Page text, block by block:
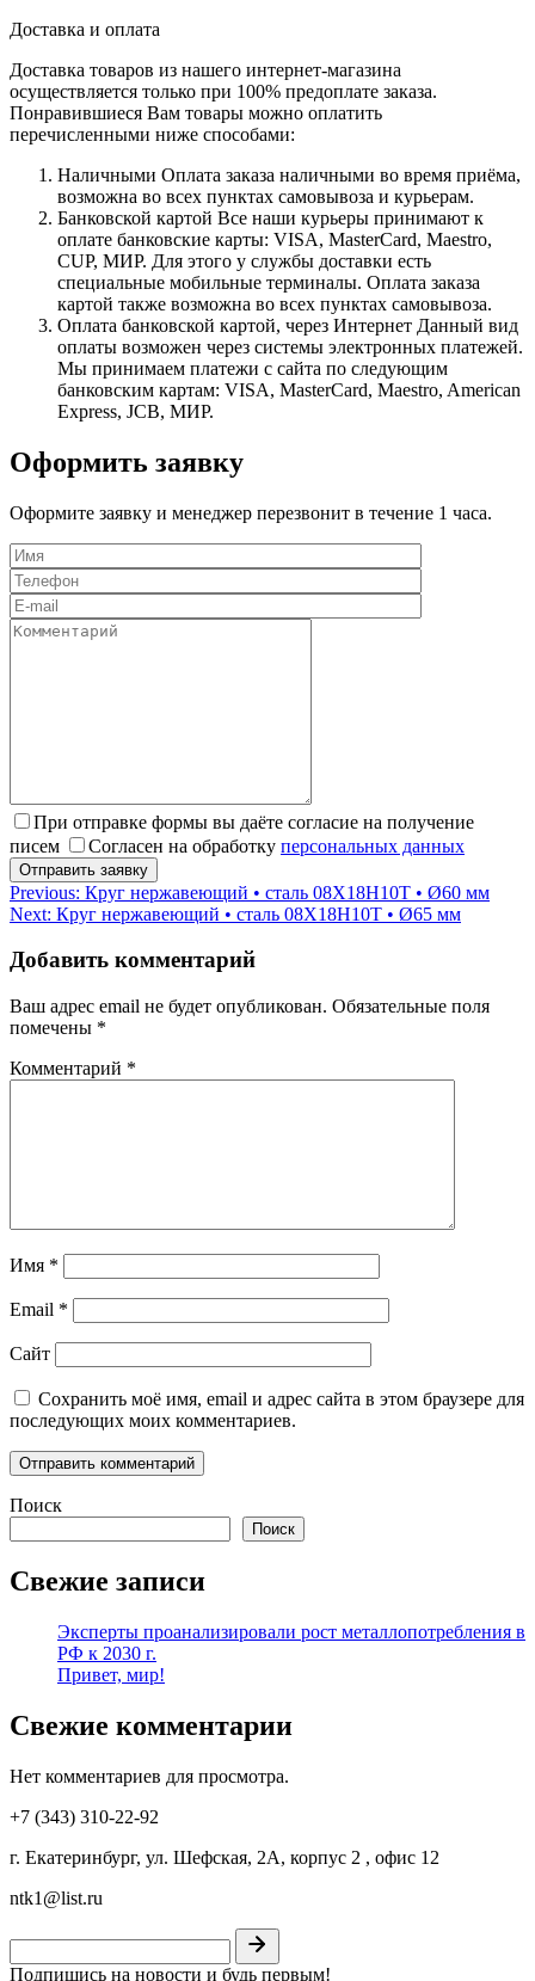
Доставка и оплата
Доставка товаров из нашего интернет-магазина
осуществляется только при 100% предоплате заказа.
Понравившиеся Вам товары можно оплатить
перечисленными ниже способами:
Наличными Оплата заказа наличными во время приёма,
возможна во всех пунктах самовывоза и курьерам.
Банковской картой Все наши курьеры принимают к
оплате банковские карты: VISA, MasterCard, Maestro,
CUP, МИР. Для этого у службы доставки есть
специальные мобильные терминалы. Оплата заказа
картой также возможна во всех пунктах самовывоза.
Оплата банковской картой, через Интернет Данный вид
оплаты возможен через системы электронных платежей.
Мы принимаем платежи с сайта по следующим
банковским картам: VISA, MasterCard, Maestro, American
Express, JCB, МИР.
Оформить заявку
Оформите заявку и менеджер перезвонит в течение 1 часа.
При отправке формы вы даёте согласие на получение
писем
Согласен на обработку персональных данных
Навигация
по
записям
Previous: Круг нержавеющий • сталь 08Х18Н10Т • Ø60 мм
Next: Круг нержавеющий • сталь 08Х18Н10Т • Ø65 мм
Добавить комментарий
Ваш адрес email не будет опубликован. Обязательные поля
помечены *
Комментарий *
Имя *
Email *
Сайт
Сохранить моё имя, email и адрес сайта в этом браузере для
последующих моих комментариев.
Поиск
Поиск
Свежие записи
Эксперты проанализировали рост металлопотребления в
РФ к 2030 г.
Привет, мир!
Свежие комментарии
Нет комментариев для просмотра.
+7 (343) 310-22-92
г. Екатеринбург, ул. Шефская, 2А, корпус 2 , офис 12
ntk1@list.ru
Подпишись на новости и будь первым!